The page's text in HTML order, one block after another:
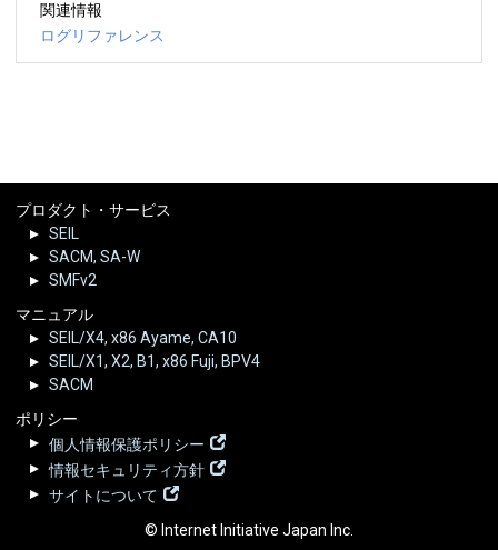
関連情報
ログリファレンス
プロダクト・サービス
SEIL
SACM, SA-W
SMFv2
マニュアル
SEIL/X4, x86 Ayame, CA10
SEIL/X1, X2, B1, x86 Fuji, BPV4
SACM
ポリシー
個人情報保護ポリシー
情報セキュリティ方針
サイトについて
© Internet Initiative Japan Inc.